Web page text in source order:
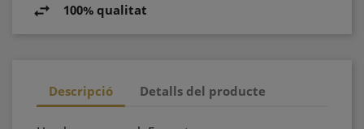
100% qualitat
Descripció Detalls del producte